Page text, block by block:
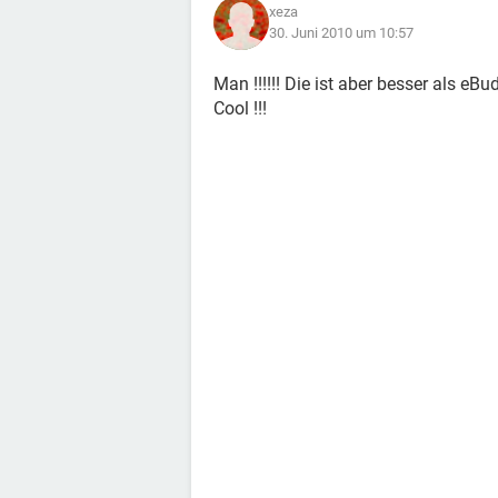
xeza
30. Juni 2010 um 10:57
Man !!!!!! Die ist aber besser als
Cool !!!